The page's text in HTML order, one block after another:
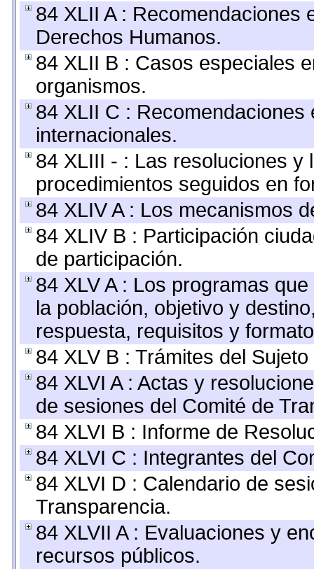
84 XLII A : Recomendaciones
Derechos Humanos.
84 XLII B : Casos especiales
organismos.
84 XLII C :
internacionales.
84 XLIII - : Las resoluciones
procedimientos seguidos en
84 XLIV A : Los mecanismos
84 XLIV B : Participación
de participación.
84 XLV A : Los programas
la población, objetivo y
respuesta, requisitos y
84 XLV B : Trámites del
84 XLVI A : Actas y
de sesiones del Comité de
84 XLVI B : Informe de
84 XLVI C : Integrantes del
84 XLVI D : Calendario de
Transparencia.
84 XLVII A : Evaluaciones y
recursos públicos.